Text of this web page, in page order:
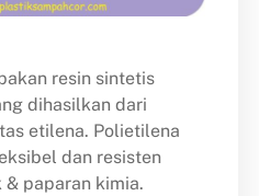
resin sintetis
dihasilkan dari
etilena. Polietilena
dan resisten
paparan kimia.